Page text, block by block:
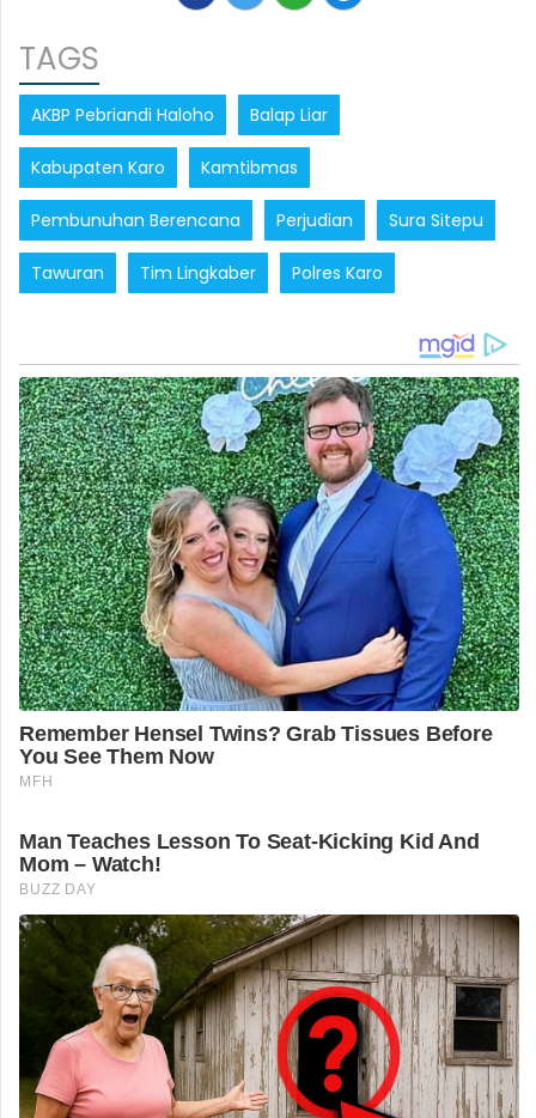
TAGS
AKBP Pebriandi Haloho Balap Liar
Kabupaten Karo Kamtibmas
Pembunuhan Berencana Perjudian Sura Sitepu
Tawuran Tim Lingkaber Polres Karo